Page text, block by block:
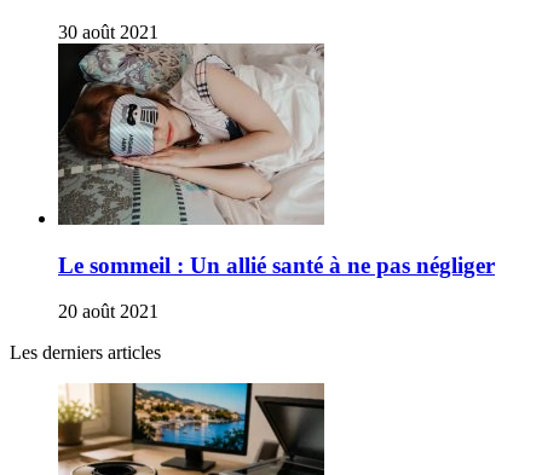
30 août 2021
Le sommeil : Un allié santé à ne pas négliger
20 août 2021
Les derniers articles